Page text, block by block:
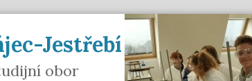
Jestřebí
obor